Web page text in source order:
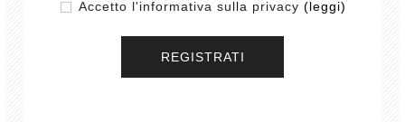
Accetto l'informativa sulla privacy (leggi)